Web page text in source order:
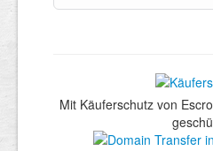
Mit Käuferschutz von